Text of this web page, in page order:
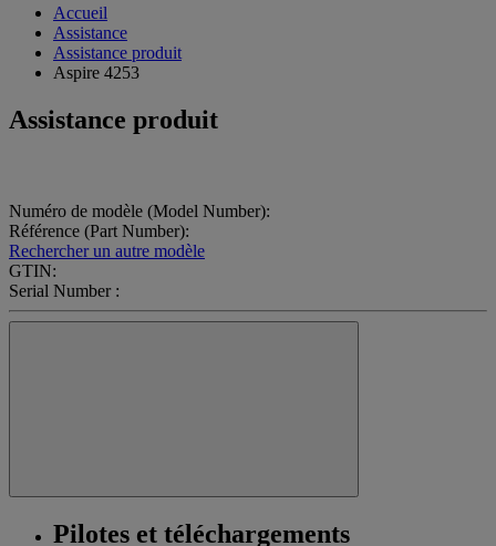
Accueil
Assistance
Assistance produit
Aspire 4253
Assistance produit
Numéro de modèle (Model Number):
Référence (Part Number):
Rechercher un autre modèle
GTIN:
Serial Number :
Pilotes et téléchargements